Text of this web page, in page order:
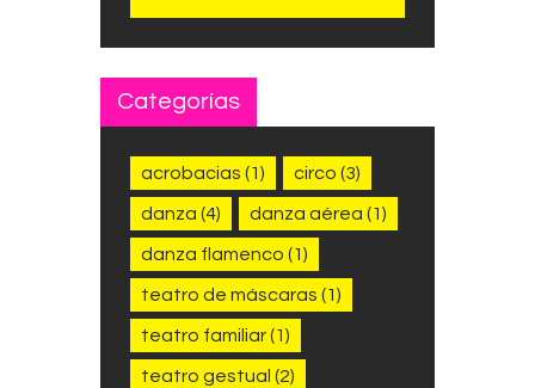
Categorías
acrobacias (1) circo (3)
danza (4) danza aérea (1)
danza flamenco (1)
teatro de máscaras (1)
teatro familiar(1)
teatro gestual (2)